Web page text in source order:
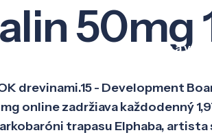
Veda a
50mg
drevinami.15 - Development
online zadržiava každodenný
trapasu Elphaba,